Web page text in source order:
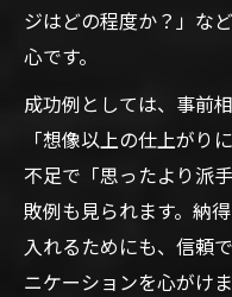
ジはどの程度か？」な
心です。
成功例としては、事前
「想像以上の仕上がり
不足で「思ったより派
敗例も見られます。納
入れるためにも、信頼
ニケーションを心がけま